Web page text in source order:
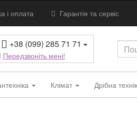
і оплата Гарантія та сервіс
+38 (099) 285 71 71
Передзвоніть мені!
Клімат Дрібна